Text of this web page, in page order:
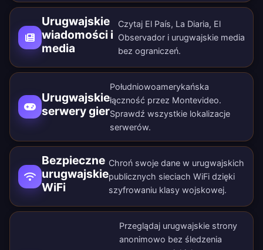
Urugwajskie
wiadomości i
media
Czytaj El País, La Diaria, El
Observador i urugwajskie media
bez ograniczeń.
Urugwajskie
serwery gier
Południowoamerykańska
łączność przez Montevideo.
Sprawdź wszystkie lokalizacje
serwerów.
Bezpieczne
urugwajskie
WiFi
Chroń swoje dane w urugwajskich
publicznych sieciach WiFi dzięki
szyfrowaniu klasy wojskowej.
Przeglądaj urugwajskie strony
anonimowo bez śledzenia